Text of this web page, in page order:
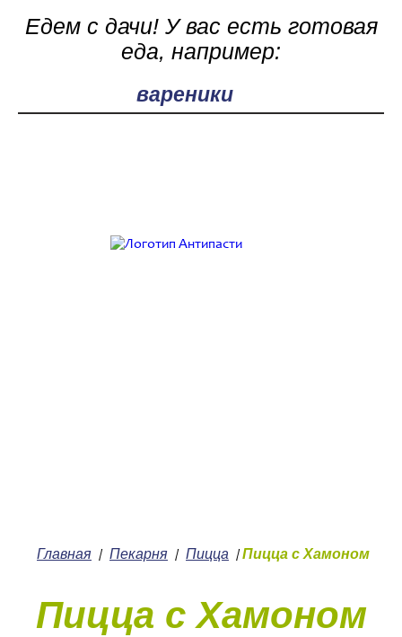
Едем с дачи! У вас есть готовая
еда, например:
Главная / Пекарня / Пицца /Пицца с Хамоном
Пицца с Хамоном